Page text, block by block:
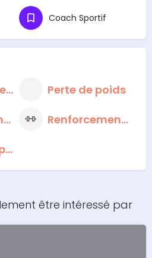
Coach Sportif
Rééquilibrage alimentaire
Perte de poids
Conseils alimentaires nutritionnels
Renforcement musculaire
Programme personnalisé
être intéressé par